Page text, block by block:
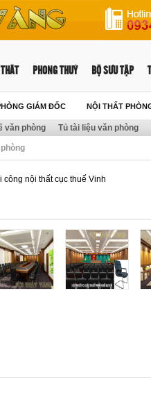
PHONG THUỶ BỘ SƯU TẬP
GIÁM ĐỐC NỘI THẤT
văn phòng Tủ tài liệu văn phòng